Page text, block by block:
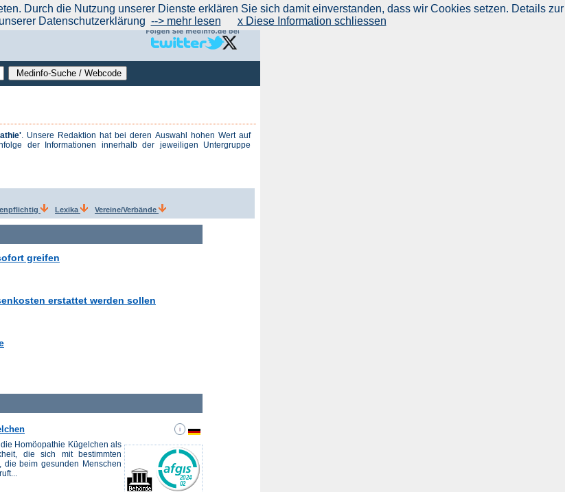
. Unsere Redaktion hat bei deren Auswahl hohen Wert auf
der Informationen innerhalb der jeweiligen Untergruppe
Lexika Vereine/Verbände
greifen
erstattet werden sollen
Homöopathie Kügelchen als
die sich mit bestimmten
die beim gesunden Menschen
auf Medinfo|Anbieter hinzufügen (Gratis!)|über Medinfo|Feedback
Durch die Nutzung unserer Dienste erklären Sie sich damit einverstanden, dass wir Cookies setzen. Details zur
Datenschutzerklärung --> mehr lesen x Diese Information schliessen